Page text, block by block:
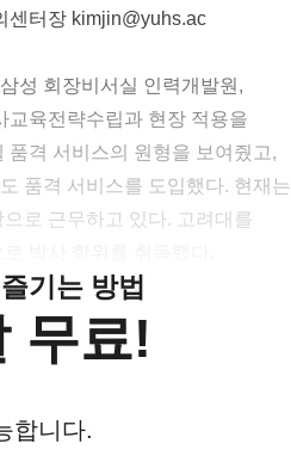
센터장 kimjin@yuhs.ac
성 회장비서실 인력개발원,
교육전략수립과 현장 적용을
격 서비스의 원형을 보여줬고,
품격 서비스를 도입했다. 현재는
로 근무하고 있다. 고려대를
기는 방법
무료!
합니다.